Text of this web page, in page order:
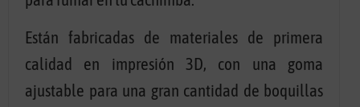
Están fabricadas de materiales de primera
calidad en impresión 3D, con una goma
ajustable para una gran cantidad de boquillas